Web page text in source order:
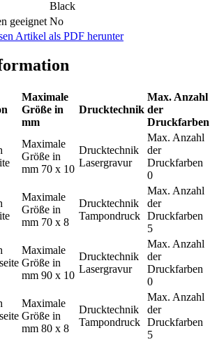
Black
geeignet No
Artikel als PDF herunter
Maximale
Größe in
mm
Drucktechnik
Max. Anzahl
der
Druckfarben
Maximale
Größe in
mm 70 x 10
Drucktechnik
Lasergravur
Max. Anzahl
der
Druckfarben
0
Maximale
Größe in
mm 70 x 8
Drucktechnik
Tampondruck
Max. Anzahl
der
Druckfarben
5
Maximale
Größe in
mm 90 x 10
Drucktechnik
Lasergravur
Max. Anzahl
der
Druckfarben
0
Maximale
Größe in
mm 80 x 8
Drucktechnik
Tampondruck
Max. Anzahl
der
Druckfarben
5